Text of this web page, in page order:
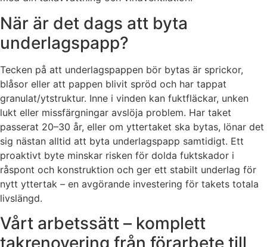
När är det dags att byta
underlagspapp?
Tecken på att underlagspappen bör bytas är sprickor,
blåsor eller att pappen blivit spröd och har tappat
granulat/ytstruktur. Inne i vinden kan fuktfläckar, unken
lukt eller missfärgningar avslöja problem. Har taket
passerat 20–30 år, eller om yttertaket ska bytas, lönar det
sig nästan alltid att byta underlagspapp samtidigt. Ett
proaktivt byte minskar risken för dolda fuktskador i
råspont och konstruktion och ger ett stabilt underlag för
nytt yttertak – en avgörande investering för takets totala
livslängd.
Vårt arbetssätt – komplett
takrenovering från förarbete till